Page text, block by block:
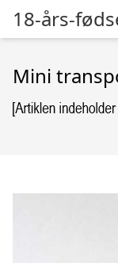
18-års-
Mini